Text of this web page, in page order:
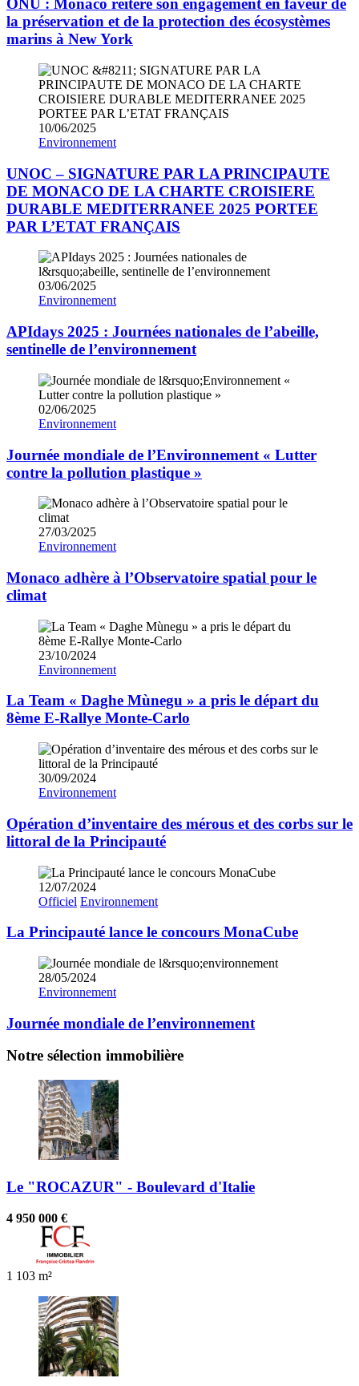
ONU : Monaco réitère son engagement en faveur de
la préservation et de la protection des écosystèmes
marins à New York
10/06/2025
Environnement
UNOC – SIGNATURE PAR LA PRINCIPAUTE
DE MONACO DE LA CHARTE CROISIERE
DURABLE MEDITERRANEE 2025 PORTEE
PAR L’ETAT FRANÇAIS
03/06/2025
Environnement
APIdays 2025 : Journées nationales de l’abeille,
sentinelle de l’environnement
02/06/2025
Environnement
Journée mondiale de l’Environnement « Lutter
contre la pollution plastique »
27/03/2025
Environnement
Monaco adhère à l’Observatoire spatial pour le
climat
23/10/2024
Environnement
La Team « Daghe Mùnegu » a pris le départ du
8ème E-Rallye Monte-Carlo
30/09/2024
Environnement
Opération d’inventaire des mérous et des corbs sur le
littoral de la Principauté
12/07/2024
Officiel Environnement
La Principauté lance le concours MonaCube
28/05/2024
Environnement
Journée mondiale de l’environnement
Notre sélection immobilière
Le "ROCAZUR" - Boulevard d'Italie
4 950 000 €
1 103 m²